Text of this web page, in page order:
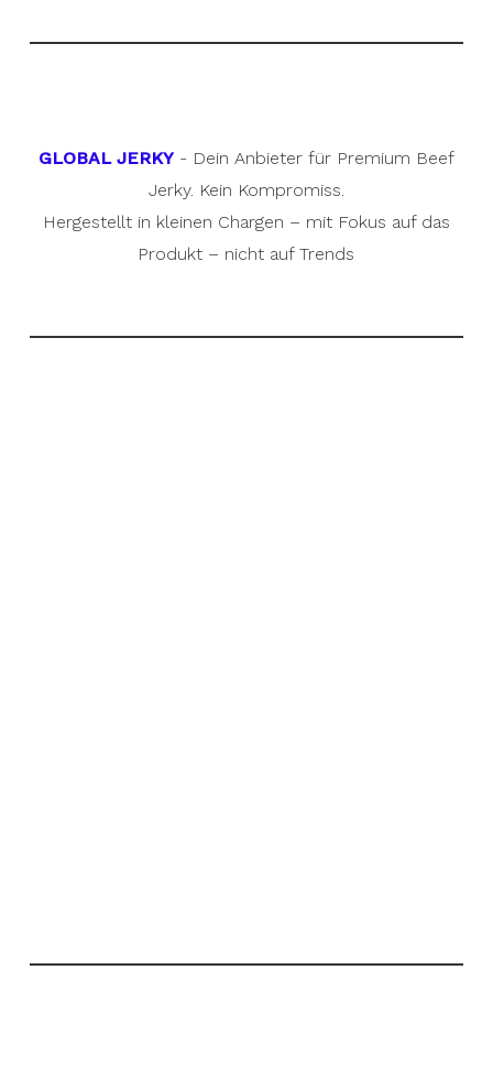
GLOBAL JERKY- Dein Anbieter für Premium Beef
Jerky. Kein Kompromiss.
Hergestellt in kleinen Chargen – mit Fokus auf das
Produkt – nicht auf Trends